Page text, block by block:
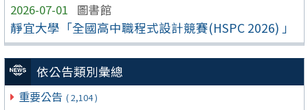
2026-07-01 圖書館
靜宜大學「全國高中職程式設計競賽(HSPC 2026) 」
依公告類別彙總
重要公告 ( 2,104 )